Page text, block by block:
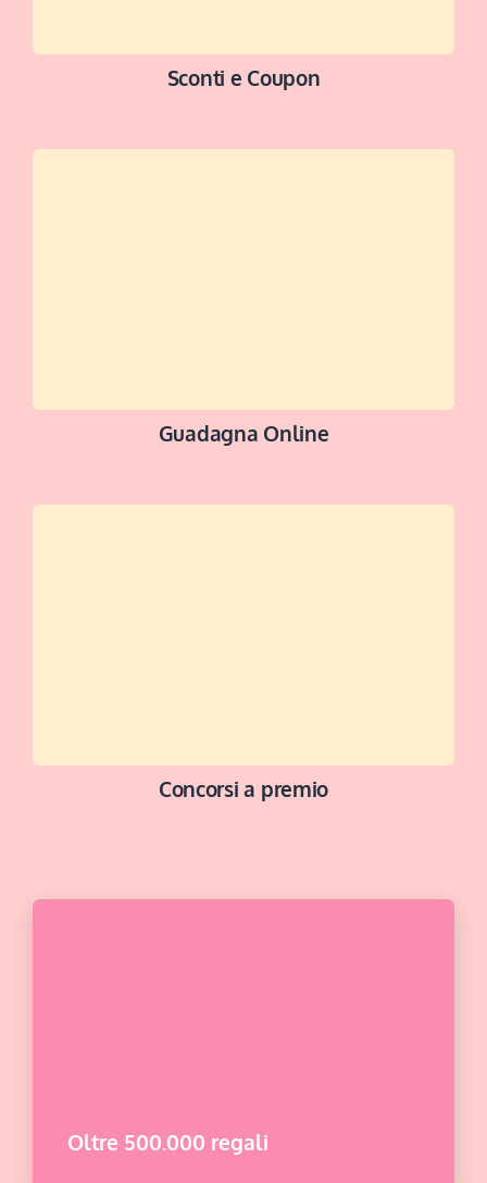
Sconti e Coupon
Guadagna Online
Concorsi a premio
Oltre 500.000 regali